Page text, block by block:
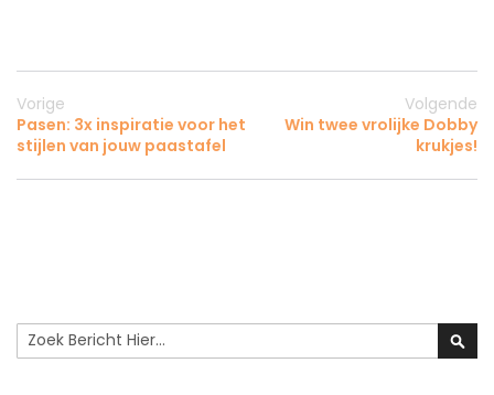
Vorige
Pasen: 3x inspiratie voor het
stijlen van jouw paastafel
Volgende
Win twee vrolijke Dobby
krukjes!
Search